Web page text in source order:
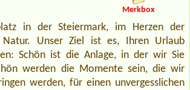
Merkbox
in der Steiermark, im Herzen der
Natur. Unser Ziel ist es, Ihren Urlaub
Schön ist die Anlage, in der wir Sie
werden die Momente sein, die wir
werden, für einen unvergesslichen